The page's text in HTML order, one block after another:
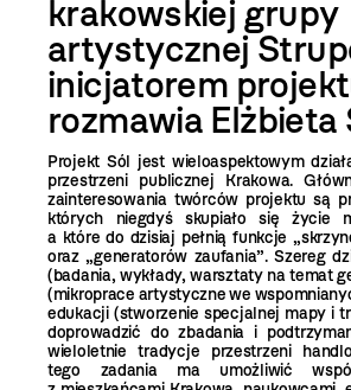
krakowskiej grupy
artystycznej
inicjatorem
rozmawia Elżbieta
Projekt Sól jest wieloaspektowym
przestrzeni publicznej Krakowa.
zainteresowania twórców projektu są
których niegdyś skupiało się życie
a które do dzisiaj pełnią funkcje
oraz „generatorów zaufania”. Szereg
(badania, wykłady, warsztaty na temat
(mikroprace artystyczne we
edukacji (stworzenie specjalnej mapy i
doprowadzić do zbadania i
wieloletnie tradycje przestrzeni
tego zadania ma umożliwić